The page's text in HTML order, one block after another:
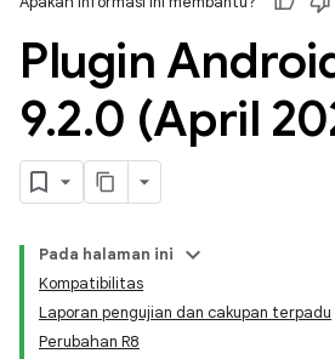
Plugin
9.2.0 (April
Pada halaman ini
Kompatibilitas
Laporan pengujian dan cakupan terpadu
Perubahan R8